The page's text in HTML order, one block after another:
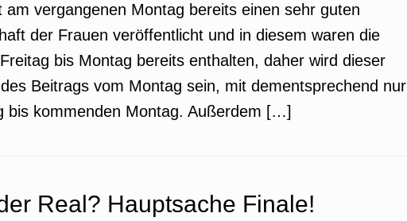
am vergangenen Montag bereits einen sehr guten
der Frauen veröffentlicht und in diesem waren die
bis Montag bereits enthalten, daher wird dieser
Beitrags vom Montag sein, mit dementsprechend nur
bis kommenden Montag. Außerdem […]
Real? Hauptsache Finale!